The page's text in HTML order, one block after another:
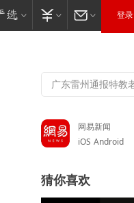
登录
网易新闻
iOS Android
猜你喜欢